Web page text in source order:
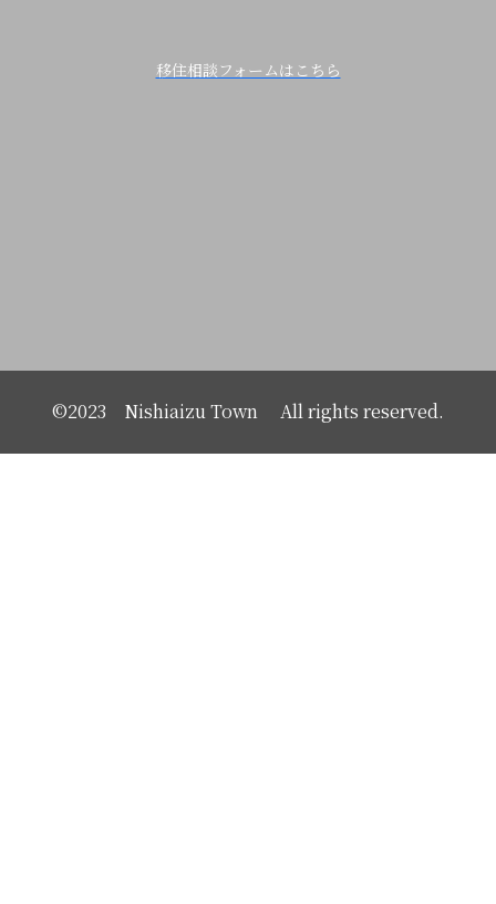
移住相談フォームはこちら
©2023 Nishiaizu Town All rights reserved.